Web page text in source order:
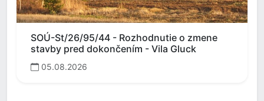
SOÚ-St/26/95/44 - Rozhodnutie o zmene
stavby pred dokončením - Vila Gluck
05.08.2026